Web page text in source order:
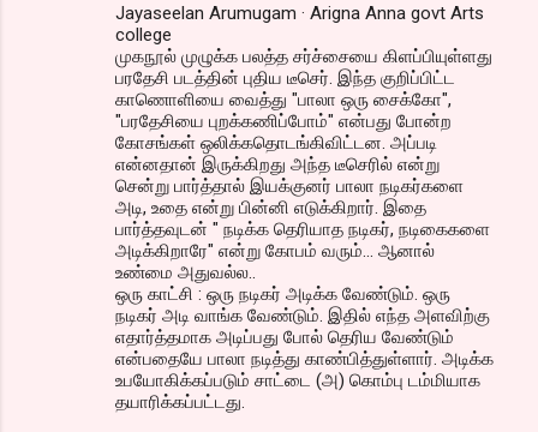
Jayaseelan Arumugam · Arigna Anna govt Arts
college
முகநூல் முழுக்க பலத்த சர்ச்சையை கிளப்பியுள்ளது
பரதேசி படத்தின் புதிய டீசெர். இந்த குறிப்பிட்ட
காணொளியை வைத்து "பாலா ஒரு சைக்கோ",
"பரதேசியை புறக்கணிப்போம்" என்பது போன்ற
கோசங்கள் ஒலிக்கதொடங்கிவிட்டன. அப்படி
என்னதான் இருக்கிறது அந்த டீசெரில் என்று
சென்று பார்த்தால் இயக்குனர் பாலா நடிகர்களை
அடி, உதை என்று பின்னி எடுக்கிறார். இதை
பார்த்தவுடன் " நடிக்க தெரியாத நடிகர், நடிகைகளை
அடிக்கிறாரே" என்று கோபம் வரும்... ஆனால்
உண்மை அதுவல்ல..
ஒரு காட்சி : ஒரு நடிகர் அடிக்க வேண்டும். ஒரு
நடிகர் அடி வாங்க வேண்டும். இதில் எந்த அளவிற்கு
எதார்த்தமாக அடிப்பது போல் தெரிய வேண்டும்
என்பதையே பாலா நடித்து காண்பித்துள்ளார். அடிக்க
உபயோகிக்கப்படும் சாட்டை (அ) கொம்பு டம்மியாக
தயாரிக்கப்பட்டது.